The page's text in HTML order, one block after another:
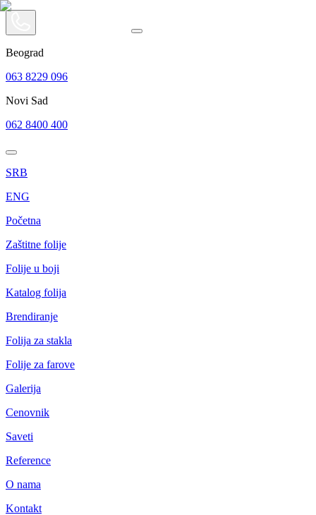
Beograd
063 8229 096
Novi Sad
062 8400 400
SRB
ENG
Početna
Zaštitne folije
Folije u boji
Katalog folija
Brendiranje
Folija za stakla
Folije za farove
Galerija
Cenovnik
Saveti
Reference
O nama
Kontakt